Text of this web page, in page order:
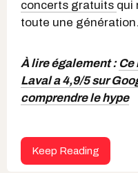
concerts gratuits qui
toute une génération.
À lire également : Ce
Laval a 4,9/5 sur
comprendre le hype
Keep Reading